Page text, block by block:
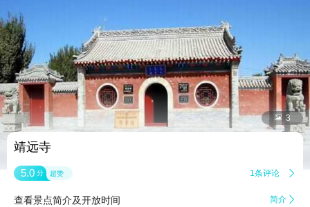
 3
靖远寺
5.0 分 超赞 1条评论 
查看景点简介及开放时间 简介 
